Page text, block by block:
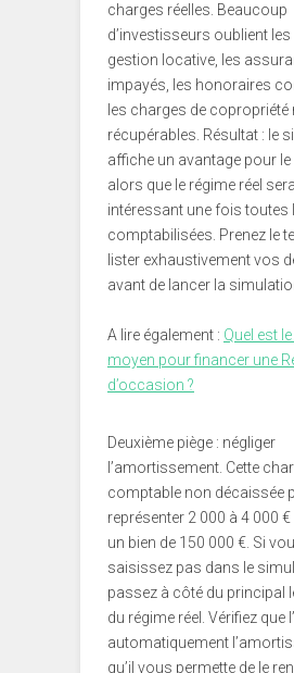
charges réelles. Beaucoup
d’investisseurs oublient
gestion locative, les
impayés, les honoraires
les charges de copropriété
récupérables. Résultat : le
affiche un avantage pour le
alors que le régime réel
intéressant une fois toutes
comptabilisées. Prenez le
lister exhaustivement vos
avant de lancer la
A lire également : Quel est
moyen pour financer une
d’occasion ?
Deuxième piège : négliger
l’amortissement. Cette
comptable non décaissée
représenter 2 000 à 4 000
un bien de 150 000 €. Si
saisissez pas dans le
passez à côté du principal
du régime réel. Vérifiez que
automatiquement
qu’il vous permette de le